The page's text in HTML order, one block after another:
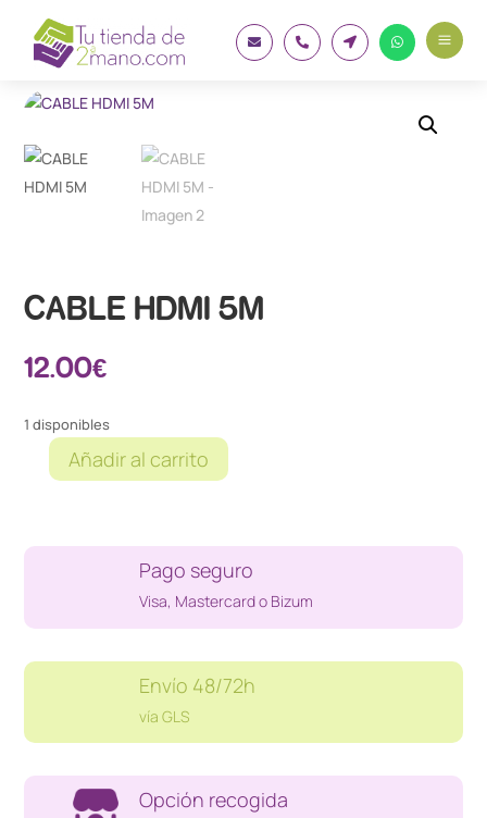
    a
CABLE HDMI 5M
12.00€
1 disponibles
CABLE
cantidad
Añadir al carrito
Pago seguro
Visa, Mastercard o Bizum
Envío 48/72h
vía GLS
Opción recogida